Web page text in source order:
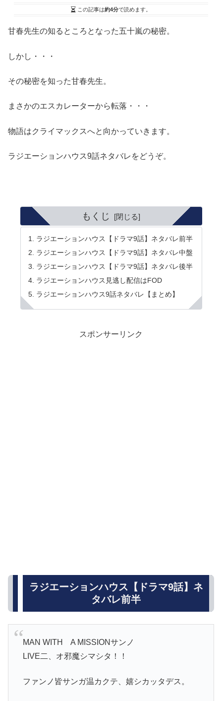
この記事は約4分で読めます。
甘春先生の知るところとなった五十嵐の秘密。
しかし・・・
その秘密を知った甘春先生。
まさかのエスカレーターから転落・・・
物語はクライマックスへと向かっていきます。
ラジエーションハウス9話ネタバレをどうぞ。
もくじ
ラジエーションハウス【ドラマ9話】ネタバレ前半
ラジエーションハウス【ドラマ9話】ネタバレ中盤
ラジエーションハウス【ドラマ9話】ネタバレ後半
ラジエーションハウス見逃し配信はFOD
ラジエーションハウス9話ネタバレ【まとめ】
スポンサーリンク
ラジエーションハウス【ドラマ9話】ネ
タバレ前半
MAN WITH A MISSIONサンノ
LIVE二、オ邪魔シマシタ！！
ファンノ皆サンガ温カクテ、嬉シカッタデス。